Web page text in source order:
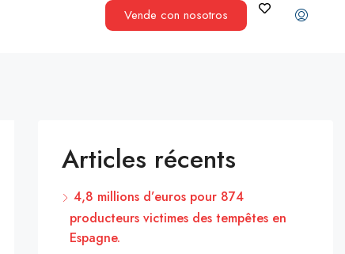
Vende con nosotros
Articles récents
4,8 millions d’euros pour 874
producteurs victimes des tempêtes en
Espagne.